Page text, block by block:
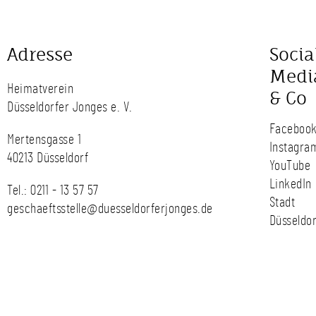
Adresse
Heimatverein
Düsseldorfer Jonges e. V.
Mertensgasse 1
40213 Düsseldorf
Tel.: 0211 - 13 57 57
geschaeftsstelle@duesseldorferjonges.de
& Co
YouTube
LinkedIn
Stadt